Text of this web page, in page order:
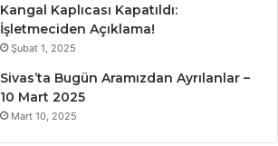
Kangal Kaplıcası Kapatıldı:
İşletmeciden Açıklama!
Şubat 1, 2025
Sivas’ta Bugün Aramızdan Ayrılanlar –
10 Mart 2025
Mart 10, 2025